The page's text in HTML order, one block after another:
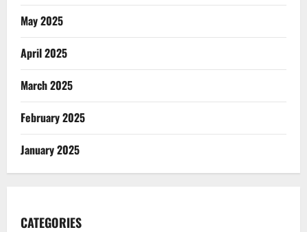
May 2025
April 2025
March 2025
February 2025
January 2025
CATEGORIES